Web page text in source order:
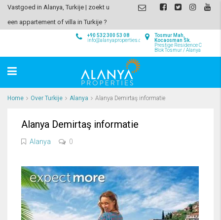
Vastgoed in Alanya, Turkije | zoekt u
een appartement of villa in Turkije ?
Tosmur Mah,
Kocaosman Sk.
Prestige Residence C
Blok Tosmur / Alanya
+90 532 300 53 08
info@alanyaproperties.com
Home Over Turkije Alanya Alanya Demirtaş informatie
Alanya Demirtaş informatie
Alanya 0